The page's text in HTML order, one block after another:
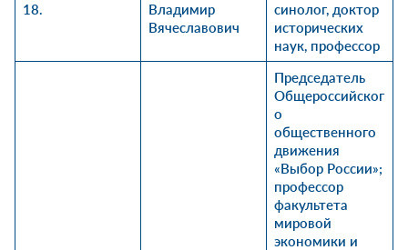
18.
Владимир
Вячеславович
синолог, доктор
исторических
наук, профессор
Председатель
Общероссийског
о
общественного
движения
«Выбор России»;
профессор
факультета
мировой
экономики и